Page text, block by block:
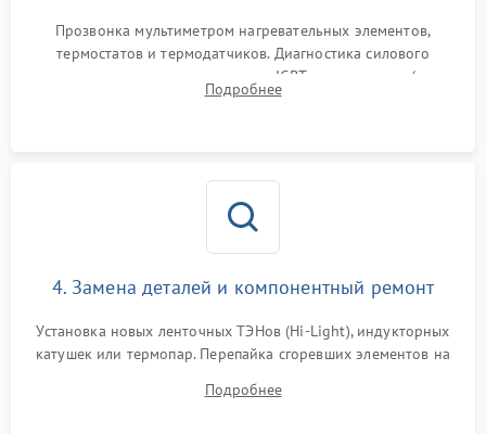
Прозвонка мультиметром нагревательных элементов,
термостатов и термодатчиков. Диагностика силового
модуля, реле, диодных мостов и IGBT-транзисторов (для
индукции). Проверка кранов и газ-контроля (для газовых
Подробнее
4. Замена деталей и компонентный ремонт
Установка новых ленточных ТЭНов (Hi-Light), индукторных
катушек или термопар. Перепайка сгоревших элементов на
дорожек. Очистка контактов и замена поврежденной
Подробнее